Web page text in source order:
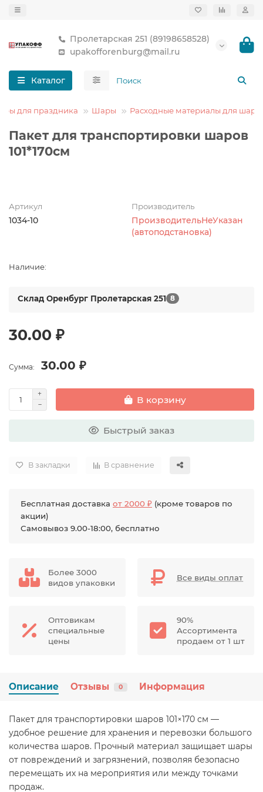
Пролетарская 251 (89198658528)
upakofforenburg@mail.ru
Каталог
для праздника Шары Расходные материалы для
Пакет для транспортировки шаров
101*170см
Артикул
1034-10
Производитель
ПроизводительНеУказан
(автоподстановка)
Наличие:
Склад Оренбург Пролетарская 251 8
30.00 ₽
Сумма: 30.00 ₽
В корзину
Быстрый заказ
В закладки В сравнение
Бесплатная доставка от 2000 ₽ (кроме товаров по
акции)
Самовывоз 9.00-18:00, бесплатно
Более 3000
видов упаковки
Все виды оплат
Оптовикам
специальные
цены
90%
Ассортимента
продаем от 1 шт
Описание Отзывы 0 Информация
Пакет для транспортировки шаров 101×170 см —
удобное решение для хранения и перевозки большого
количества шаров. Прочный материал защищает шары
от повреждений и загрязнений, позволяя безопасно
перемещать их на мероприятия или между точками
продаж.